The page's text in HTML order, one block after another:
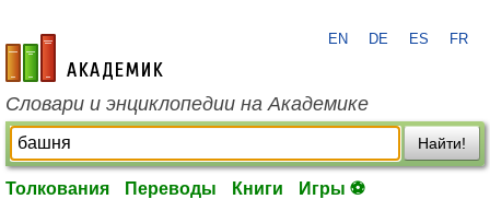
academic.ru
EN DE ES FR
Словари и энциклопедии на Академике
Найти!
Толкования Переводы Книги Игры ⚽